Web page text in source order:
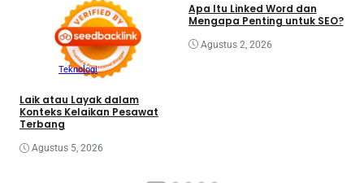
Teknologi
Laik atau Layak dalam
Konteks Kelaikan Pesawat
Terbang
Agustus 5, 2026
Apa Itu Linked Word dan
Mengapa Penting untuk SEO?
Agustus 2, 2026